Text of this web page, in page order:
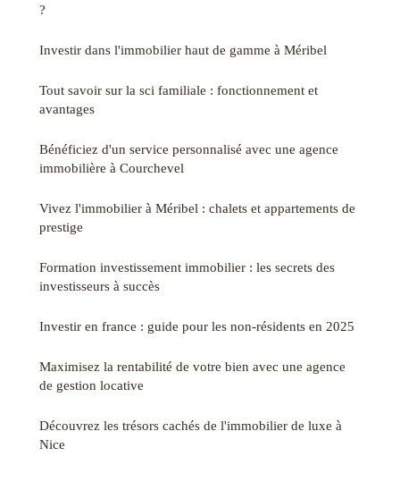
?
Investir dans l'immobilier haut de gamme à Méribel
Tout savoir sur la sci familiale : fonctionnement et
avantages
Bénéficiez d'un service personnalisé avec une agence
immobilière à Courchevel
Vivez l'immobilier à Méribel : chalets et appartements de
prestige
Formation investissement immobilier : les secrets des
investisseurs à succès
Investir en france : guide pour les non-résidents en 2025
Maximisez la rentabilité de votre bien avec une agence
de gestion locative
Découvrez les trésors cachés de l'immobilier de luxe à
Nice